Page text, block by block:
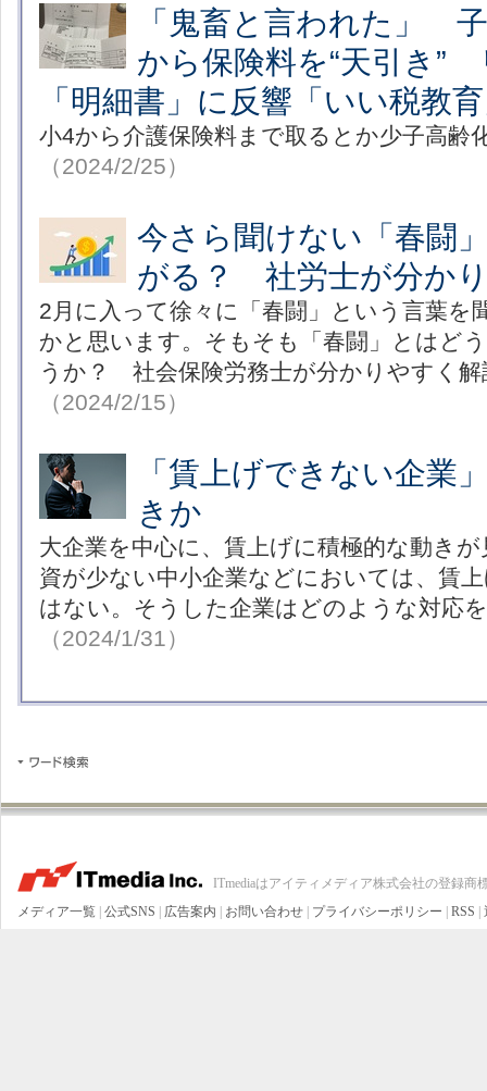
「鬼畜と言われた」
から保険料を“天引き”
「明細書」に反響「いい税教
小4から介護保険料まで取るとか少子高齢
（2024/2/25）
今さら聞けない「春闘
がる？ 社労士が分か
2月に入って徐々に「春闘」という言葉を
かと思います。そもそも「春闘」とはど
うか？ 社会保険労務士が分かりやすく解
（2024/2/15）
「賃上げできない企業
きか
大企業を中心に、賃上げに積極的な動き
資が少ない中小企業などにおいては、賃
はない。そうした企業はどのような対応
（2024/1/31）
ITmediaはアイティメディア株式会社の登録商
メディア一覧 | 公式SNS | 広告案内 | お問い合わせ | プライバシーポリシー | RSS |